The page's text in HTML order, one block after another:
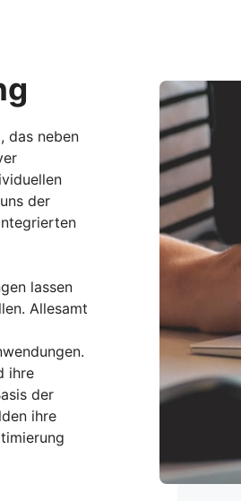
das neben
der
lassen
Allesamt
ihre
der
ihre